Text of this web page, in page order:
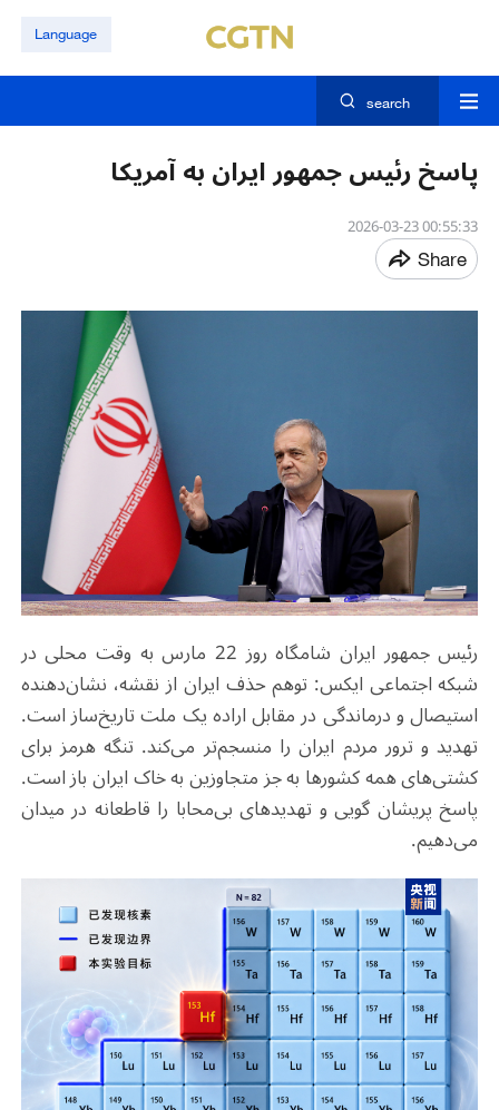
Language
search
پاسخ رئیس جمهور ایران به آمریکا
00:55:33 2026-03-23
Share
رئیس جمهور ایران شامگاه روز 22 مارس به وقت محلی در
شبکه اجتماعی ایکس: توهم حذف ایران از نقشه، نشان‌دهنده
استیصال و درماندگی در مقابل اراده یک ملت تاریخ‌ساز است.
تهدید و ترور مردم ایران را منسجم‌تر می‌کند. تنگه هرمز برای
کشتی‌های همه کشورها به جز متجاوزین به خاک ایران باز است.
پاسخ پریشان گویی و تهدیدهای بی‌محابا را قاطعانه در میدان
می‌دهیم.